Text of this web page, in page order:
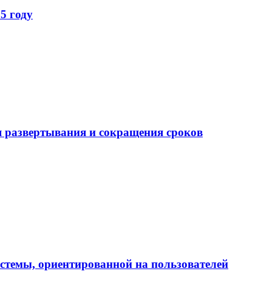
году
и сокращения сроков
ориентированной на пользователей